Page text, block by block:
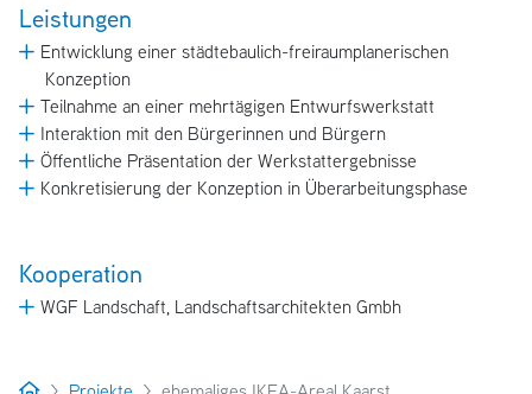
Leistungen
Entwicklung einer städtebaulich-freiraumplanerischen
Konzeption
Teilnahme an einer mehrtägigen Entwurfswerkstatt
Interaktion mit den Bürgerinnen und Bürgern
Öffentliche Präsentation der Werkstattergebnisse
Konkretisierung der Konzeption in Überarbeitungsphase
Kooperation
WGF Landschaft, Landschaftsarchitekten Gmbh